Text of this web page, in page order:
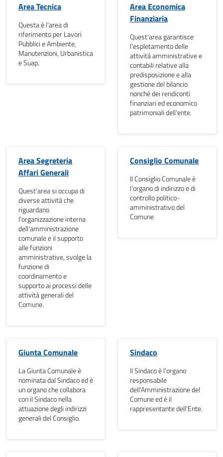
Area Tecnica
Questa è l'area di
riferimento per Lavori
Pubblici e Ambiente,
Manutenzioni, Urbanistica
e Suap.
Area Economica
Finanziaria
Quest'area garantisce
l'espletamento delle
attività amministrative e
contabili relative alla
predisposizione e alla
gestione del bilancio
nonché dei rendiconti
finanziari ed economico
patrimoniali dell'ente.
Area Segreteria
Affari Generali
Quest'area si occupa di
diverse attività che
riguardano
l'organizzazione interna
dell'amministrazione
comunale e il supporto
alle funzioni
amministrative, svolge la
funzione di
coordinamento e
supporto ai processi delle
attività generali del
Comune.
Consiglio Comunale
Il Consiglio Comunale è
l’organo di indirizzo e di
controllo politico-
amministrativo del
Comune
Giunta Comunale
La Giunta Comunale è
nominata dal Sindaco ed è
un organo che collabora
con il Sindaco nella
attuazione degli indirizzi
generali del Consiglio.
Sindaco
Il Sindaco è l'organo
responsabile
dell'Amministrazione del
Comune ed è il
rappresentante dell'Ente.